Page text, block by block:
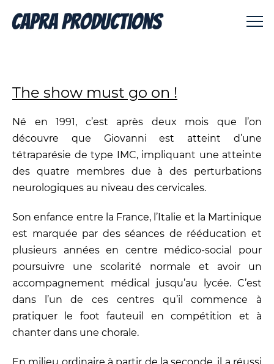
The show must go on !
Né en 1991, c’est après deux mois que l’on
découvre que Giovanni est atteint d’une
tétraparésie de type IMC, impliquant une atteinte
des quatre membres due à des perturbations
neurologiques au niveau des cervicales.
Son enfance entre la France, l’Italie et la Martinique
est marquée par des séances de rééducation et
plusieurs années en centre médico-social pour
poursuivre une scolarité normale et avoir un
accompagnement médical jusqu’au lycée. C’est
dans l’un de ces centres qu’il commence à
pratiquer le foot fauteuil en compétition et à
chanter dans une chorale.